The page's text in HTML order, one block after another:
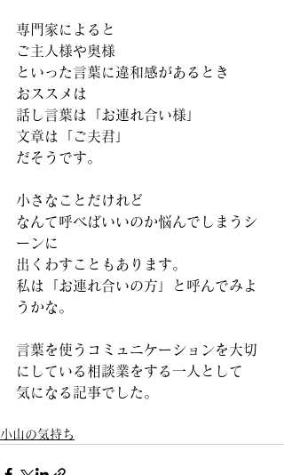
専門家によると
ご主人様や奥様
といった言葉に違和感があるとき
おススメは
話し言葉は「お連れ合い様」
文章は「ご夫君」
だそうです。
小さなことだけれど
なんて呼べばいいのか悩んでしまうシ
ーンに
出くわすこともあります。
私は「お連れ合いの方」と呼んでみよ
うかな。
言葉を使うコミュニケーションを大切
にしている相談業をする一人として
気になる記事でした。
小山の気持ち